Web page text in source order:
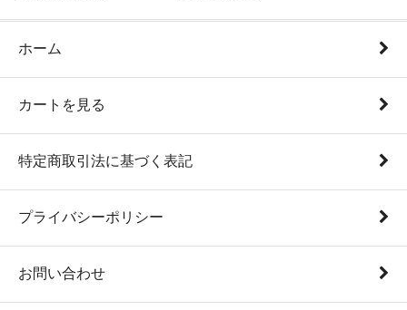
ホーム
カートを見る
特定商取引法に基づく表記
プライバシーポリシー
お問い合わせ